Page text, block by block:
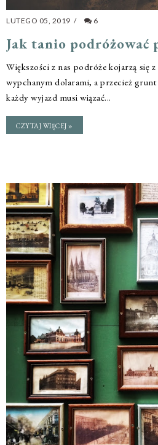
LUTEGO 05, 2019 / 6
Jak tanio podróżować
Większości z nas podróże kojarzą się
wypchanym dolarami, a przecież
każdy wyjazd musi wiązać...
CZYTAJ WIĘCEJ »